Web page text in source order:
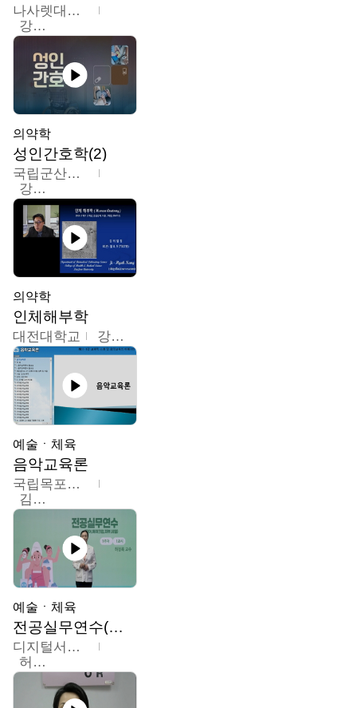
나사렛대학교
강지언
의약학
성인간호학(2)
국립군산대학교
강경아
의약학
인체해부학
대전대학교 강지혁
예술ㆍ체육
음악교육론
국립목포대학교
김신영
예술ㆍ체육
전공실무연수(헤어,메이크업,피부,네일)
디지털서울문화예술대학교
허정록